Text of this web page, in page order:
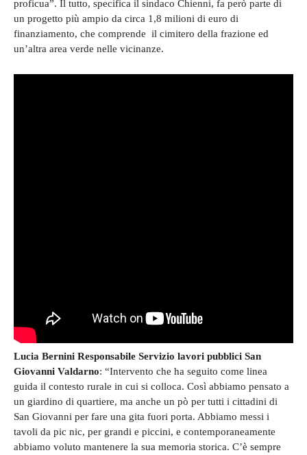
proficua”. Il tutto, specifica il sindaco Chienni, fa però parte di
un progetto più ampio da circa 1,8 milioni di euro di
finanziamento, che comprende il cimitero della frazione ed
un’altra area verde nelle vicinanze.
Lucia Bernini Responsabile Servizio lavori pubblici San
Giovanni Valdarno: “Intervento che ha seguito come linea
guida il contesto rurale in cui si colloca. Così abbiamo pensato a
un giardino di quartiere, ma anche un pò per tutti i cittadini di
San Giovanni per fare una gita fuori porta. Abbiamo messi i
tavoli da pic nic, per grandi e piccini, e contemporaneamente
abbiamo voluto mantenere la sua memoria storica. C’è sempre